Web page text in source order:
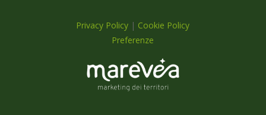
Privacy Policy | Cookie Policy
Preferenze